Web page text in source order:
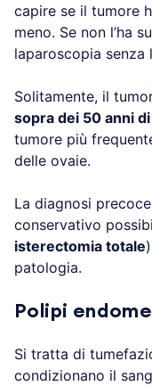
capire se il tumore
meno. Se non l’ha
laparoscopia
Solitamente, il
sopra dei 50 anni
tumore più
delle ovaie.
La diagnosi
conservativo
isterectomia totale
patologia.
Polipi
Si tratta di
condizionano il